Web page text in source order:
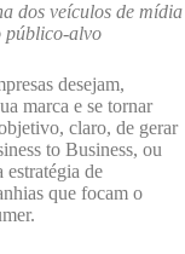
dos veículos de mídia
público-alvo
desejam,
marca e se tornar
claro, de gerar
to Business, ou
estratégia de
que focam o